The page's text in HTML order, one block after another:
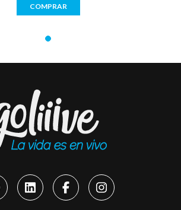
COMPRAR